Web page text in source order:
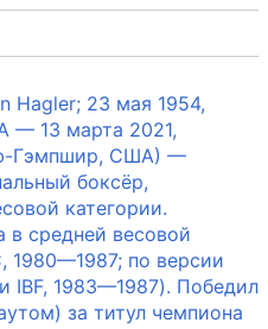
Hagler; 23 мая 1954,
13 марта 2021,
Гэмпшир, США) —
боксёр,
категории.
средней весовой
1980—1987; по версии
IBF, 1983—1987). Победил
за титул чемпиона